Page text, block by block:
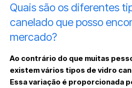
Quais são os diferentes
canelado que posso
mercado?
Ao contrário do que muitas
existem vários tipos de vidro
Essa variação é proporcionada